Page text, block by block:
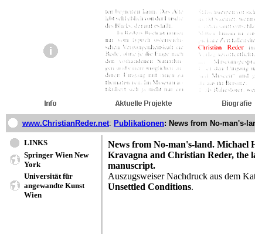
www.ChristianReder.net: Publikationen: News from No-man's-
LINKS
Springer Wien New
York
Universität für
angewandte Kunst
Wien
News from No-man's-land. Michael
Kravagna and Christian Reder, the
manuscript.
Auszugsweiser Nachdruck aus dem
Unsettled Conditions.